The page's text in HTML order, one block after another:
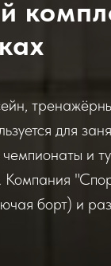
для
и
Компания
борт) и